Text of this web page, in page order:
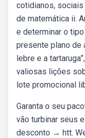
cotidianos,
de matemática ii.
e determinar o
presente plano de
lebre e a
valiosas lições
lote promocional
Garanta o seu
vão turbinar seus
desconto → htt.